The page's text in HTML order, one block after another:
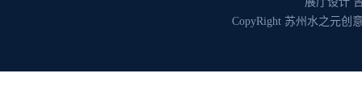
CopyRight 苏州水之元创